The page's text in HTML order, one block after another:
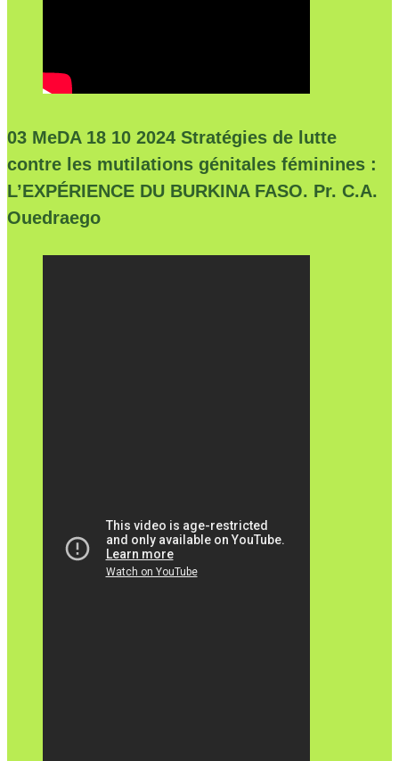
03 MeDA 18 10 2024 Stratégies de lutte
contre les mutilations génitales féminines :
L’EXPÉRIENCE DU BURKINA FASO. Pr. C.A.
Ouedraego